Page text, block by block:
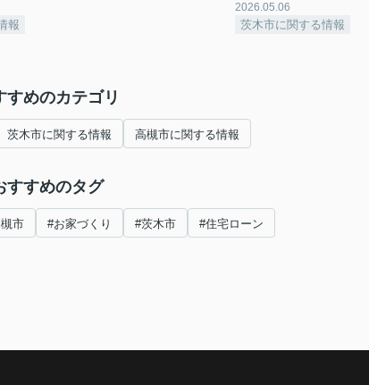
報
2026.05.06
茨木市に関する情報
すめのカテゴリ
茨木市に関する情報 高槻市に関する情報
すすめのタグ
市 #お家づくり #茨木市 #住宅ローン